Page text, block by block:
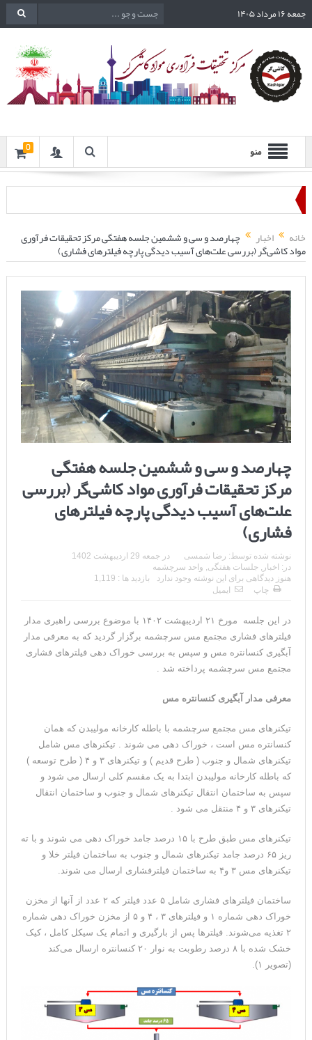
جمعه ۱۶ مرداد ۱۴۰۵
منو 0
خانه اخبار چهارصد و سی و ششمین جلسه هفتگی مرکز تحقیقات فرآوری
مواد کاشی‌گر (بررسی علت‌های آسیب دیدگی پارچه فیلترهای فشاری)
چهارصد و سی و ششمین جلسه هفتگی
مرکز تحقیقات فرآوری مواد کاشی‌گر (بررسی
علت‌های آسیب دیدگی پارچه فیلترهای
فشاری)
نوشته شده توسط: رضا شمسی در جمعه 29 اردیبهشت 1402
در: اخبار جلسات هفتگی واحد سرچشمه
هنوز دیدگاهی برای این نوشته وجود ندارد
بازدید ها : 1,119
چاپ
ایمیل
در این جلسه مورخ ۲۱ اردیبهشت ۱۴۰۲ با موضوع بررسی راهبری مدار
فیلترهای فشاری مجتمع مس سرچشمه برگزار گردید که به معرفی مدار
آبگیری کنسانتره مس و سپس به بررسی خوراک دهی فیلترهای فشاری
مجتمع مس سرچشمه پرداخته شد .
معرفی مدار آبگیری کنسانتره مس
تیکنرهای مس مجتمع سرچشمه با باطله کارخانه مولیبدن که همان
کنسانتره مس است ، خوراک دهی می شوند . تیکنرهای مس شامل
تیکنرهای شمال و جنوب ( طرح قدیم ) و تیکنرهای ۳ و ۴ ( طرح توسعه )
که باطله کارخانه مولیبدن ابتدا به یک مقسم کلی ارسال می شود و
سپس به ساختمان انتقال تیکنرهای شمال و جنوب و ساختمان انتقال
تیکنرهای ۳ و ۴ منتقل می شود .
تیکنرهای مس طبق طرح با ۱۵ درصد جامد خوراک دهی می شوند و با ته
ریز ۶۵ درصد جامد تیکنرهای شمال و جنوب به ساختمان فیلتر خلا و
تیکنرهای مس ۳ و۴ به ساختمان فیلترفشاری ارسال می شوند.
ساختمان فیلترهای فشاری شامل ۵ عدد فیلتر که ۲ عدد از آنها از مخزن
خوراک دهی شماره ۱ و فیلترهای ۳ ، ۴ و ۵ از مخزن خوراک دهی شماره
۲ تغذیه می‌شوند. فیلترها پس از بارگیری و اتمام یک سیکل کامل ، کیک
خشک شده با ۸ درصد رطوبت به نوار ۲۰ کنسانتره ارسال می‌کند
(تصویر ۱).